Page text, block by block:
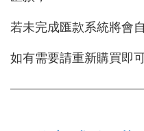
若未完成匯款系統將會
如有需要請重新購買即可